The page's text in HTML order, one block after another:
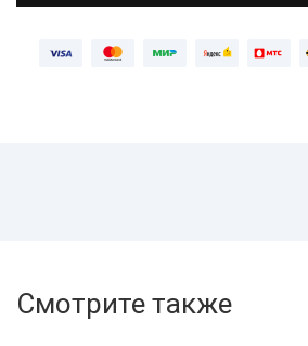
Смотрите также